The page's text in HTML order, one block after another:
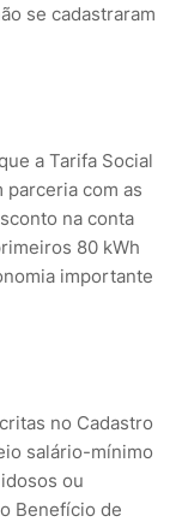
se cadastraram
a Tarifa Social
parceria com as
na conta
80 kWh
importante
no Cadastro
salário-mínimo
ou
Benefício de